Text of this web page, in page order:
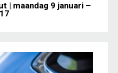
| maandag 9 januari –